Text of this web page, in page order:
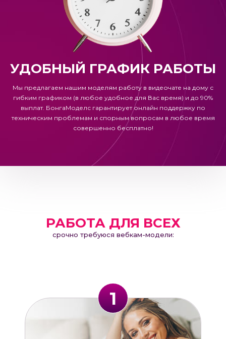
УДОБНЫЙ ГРАФИК РАБОТЫ
Мы предлагаем нашим моделям работу в видеочате на дому с
гибким графиком (в любое удобное для Вас время) и до 90%
выплат. БонгаМоделс гарантирует онлайн поддержку по
техническим проблемам и спорным вопросам в любое время
совершенно бесплатно!
РАБОТА ДЛЯ ВСЕХ
срочно требуюся вебкам-модели:
1